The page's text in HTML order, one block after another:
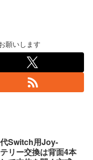
願いします
Switch用Joy-
リー交換は背面4本